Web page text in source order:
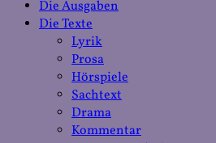
Die Ausgaben
Die Texte
Lyrik
Prosa
Hörspiele
Sachtext
Drama
Kommentar